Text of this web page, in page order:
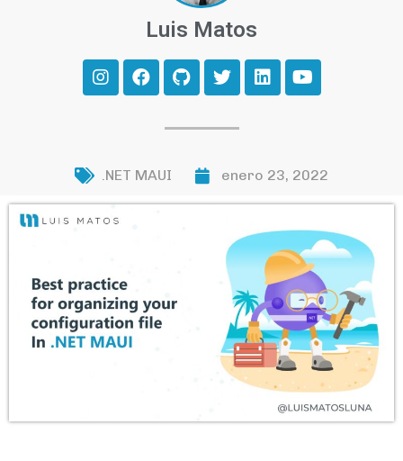
Luis Matos
.NET MAUI enero 23, 2022